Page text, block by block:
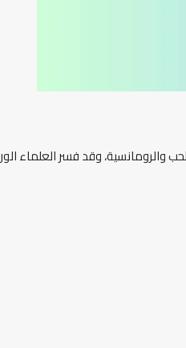
والرومانسية، وقد فسر العلماء